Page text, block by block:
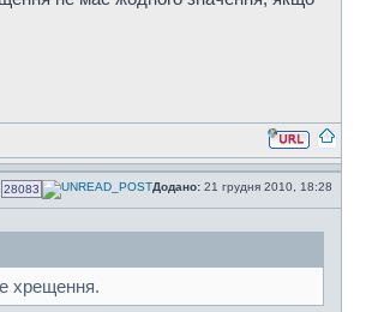
28083 Додано: 21 грудня 2010, 18:28
хрещення.